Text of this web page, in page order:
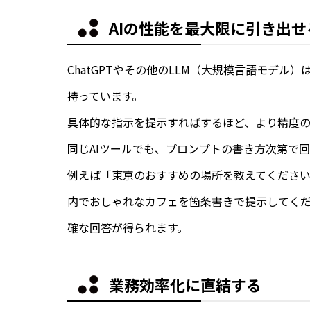
AIの性能を最大限に引き出せ
ChatGPTやその他のLLM（大規模言語モデル）
持っています。
具体的な指示を提示すればするほど、より精度
同じAIツールでも、プロンプトの書き方次第で
例えば「東京のおすすめの場所を教えてくださ
内でおしゃれなカフェを箇条書きで提示してく
確な回答が得られます。
業務効率化に直結する